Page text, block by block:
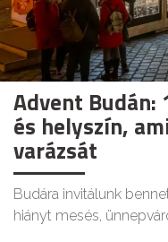
Advent Budán:
és helyszín,
varázsát
Budára invitálunk
hiányt mesés,